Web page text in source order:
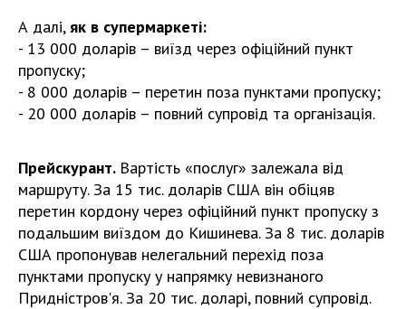
А далі,як в супермаркеті:
- 13 000 доларів – виїзд через офіційний пункт
пропуску;
- 8 000 доларів – перетин поза пунктами пропуску;
- 20 000 доларів – повний супровід та організація.
Прейскурант. Вартість «послуг» залежала від
маршруту. За 15 тис. доларів США він обіцяв
перетин кордону через офіційний пункт пропуску з
подальшим виїздом до Кишинева. За 8 тис. доларів
США пропонував нелегальний перехід поза
пунктами пропуску у напрямку невизнаного
Придністров'я. За 20 тис. доларі, повний супровід.